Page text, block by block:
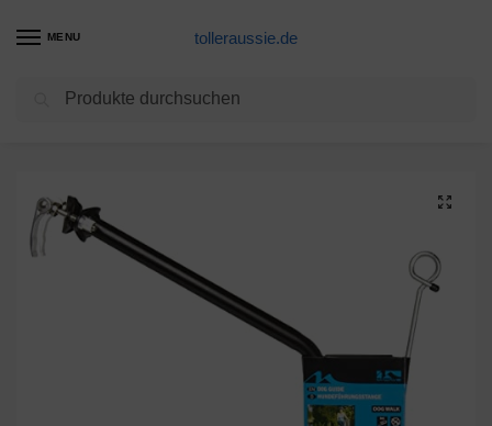
MENU tolleraussie.de
Hundeleine Produkte / M-Wave Hundeleinenführungsstange, schwarz, 65 x 29 x 19